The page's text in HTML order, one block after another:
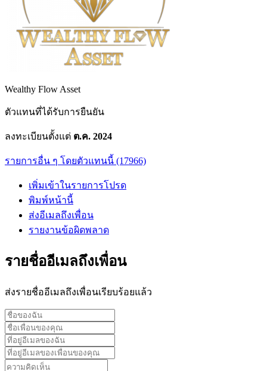
Wealthy Flow Asset
ตัวแทนที่ได้รับการยืนยัน
ลงทะเบียนตั้งแต่ ต.ค. 2024
รายการอื่น ๆ โดยตัวแทนนี้ (17966)
เพิ่มเข้าในรายการโปรด
พิมพ์หน้านี้
ส่งอีเมลถึงเพื่อน
รายงานข้อผิดพลาด
รายชื่ออีเมลถึงเพื่อน
ส่งรายชื่ออีเมลถึงเพื่อนเรียบร้อยแล้ว